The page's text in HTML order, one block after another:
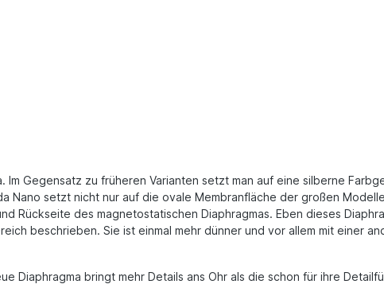
Gegensatz zu früheren Varianten setzt man auf eine silberne
Nano setzt nicht nur auf die ovale Membranfläche der großen
Rückseite des magnetostatischen Diaphragmas. Eben dieses
beschrieben. Sie ist einmal mehr dünner und vor allem mit einer
Diaphragma bringt mehr Details ans Ohr als die schon für ihre